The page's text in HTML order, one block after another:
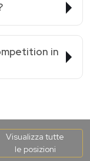
in
Visualizza tutte
le posizioni